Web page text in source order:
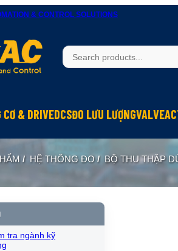
& CONTROL SOLUTIONS
CƠ & DRIVEDCSĐO LƯU LƯỢNGVALVE
/ HỆ THỐNG ĐO / BỘ THU THẬP
tra ngành kỹ